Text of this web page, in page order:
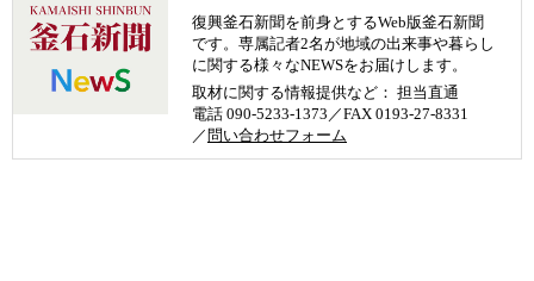
復興釜石新聞を前身とするWeb版釜石新聞
です。専属記者2名が地域の出来事や暮らし
に関する様々なNEWSをお届けします。
取材に関する情報提供など： 担当直通
電話 090-5233-1373／FAX 0193-27-8331
／ 問い合わせフォーム